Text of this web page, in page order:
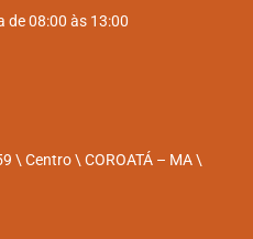
de 08:00 às 13:00
\ Centro \ COROATÁ – MA \